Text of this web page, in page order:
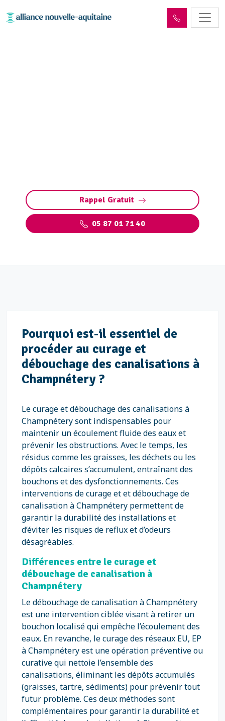
Rappel Gratuit
05 87 01 71 40
Pourquoi est-il essentiel de
procéder au curage et
débouchage des canalisations à
Champnétery ?
Le curage et débouchage des canalisations à
Champnétery sont indispensables pour
maintenir un écoulement fluide des eaux et
prévenir les obstructions. Avec le temps, les
résidus comme les graisses, les déchets ou les
dépôts calcaires s’accumulent, entraînant des
bouchons et des dysfonctionnements. Ces
interventions de curage et et débouchage de
canalisation à Champnétery permettent de
garantir la durabilité des installations et
d’éviter les risques de reflux et d’odeurs
désagréables.
Différences entre le curage et
débouchage de canalisation à
Champnétery
Le débouchage de canalisation à Champnétery
est une intervention ciblée visant à retirer un
bouchon localisé qui empêche l’écoulement des
eaux. En revanche, le curage des réseaux EU, EP
à Champnétery est une opération préventive ou
curative qui nettoie l’ensemble des
canalisations, éliminant les dépôts accumulés
(graisses, tartre, sédiments) pour prévenir tout
futur problème. Ces deux méthodes sont
complémentaires pour garantir la durabilité et